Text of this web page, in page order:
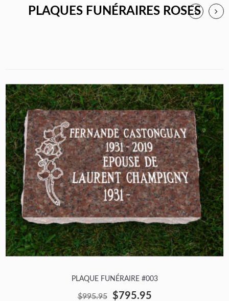
PLAQUES FUNÉRAIRES ROSES
PLAQUE FUNÉRAIRE #003
$995.95 $795.95